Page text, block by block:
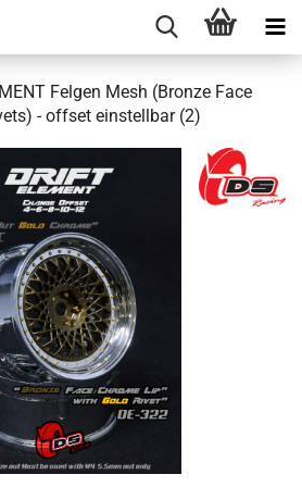
Felgen Mesh (Bronze Face
- offset einstellbar (2)